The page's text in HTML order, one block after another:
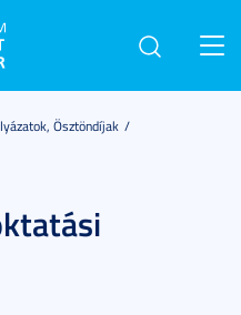
Ösztöndíjak